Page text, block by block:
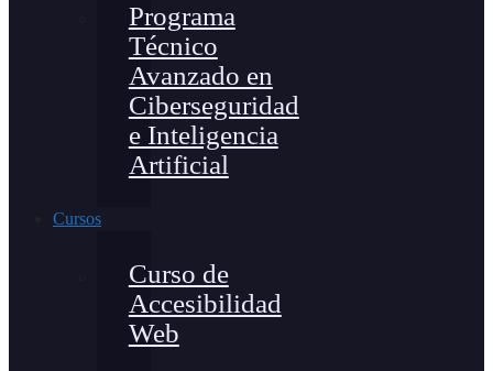
Programa
Técnico
Avanzado en
Ciberseguridad
e Inteligencia
Artificial
Cursos
Curso de
Accesibilidad
Web